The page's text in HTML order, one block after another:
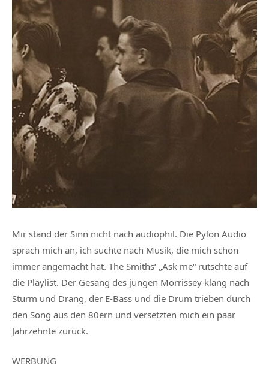
Mir stand der Sinn nicht nach audiophil. Die Pylon Audio
sprach mich an, ich suchte nach Musik, die mich schon
immer angemacht hat. The Smiths‘ „Ask me“ rutschte auf
die Playlist. Der Gesang des jungen Morrissey klang nach
Sturm und Drang, der E-Bass und die Drum trieben durch
den Song aus den 80ern und versetzten mich ein paar
Jahrzehnte zurück.
WERBUNG